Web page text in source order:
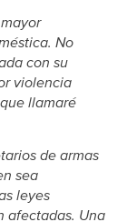
No
con su
violencia
llamaré
de armas
sea
leyes
afectadas. Una